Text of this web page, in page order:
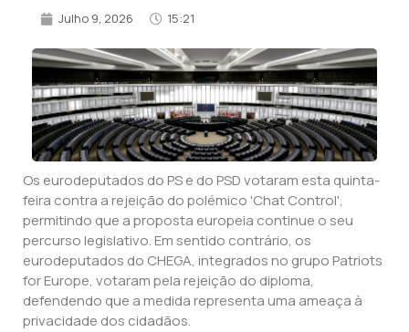
Julho 9, 2026 15:21
Os eurodeputados do PS e do PSD votaram esta quinta-
feira contra a rejeição do polémico 'Chat Control',
permitindo que a proposta europeia continue o seu
percurso legislativo. Em sentido contrário, os
eurodeputados do CHEGA, integrados no grupo Patriots
for Europe, votaram pela rejeição do diploma,
defendendo que a medida representa uma ameaça à
privacidade dos cidadãos.